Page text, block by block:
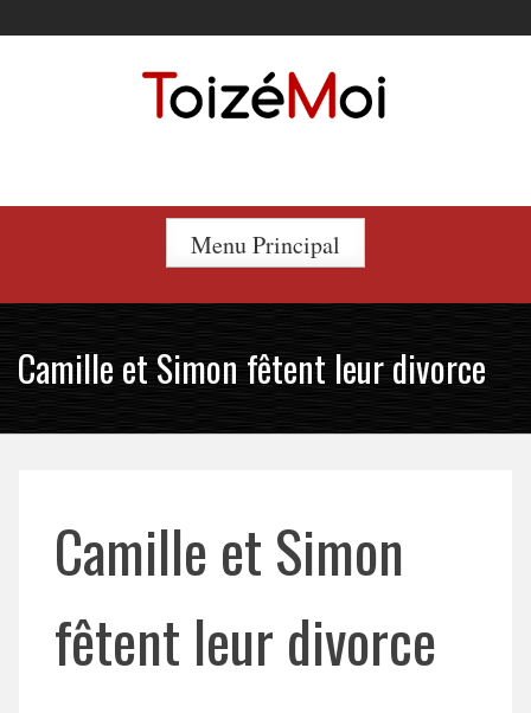
to
Menu Principal
Camille et Simon fêtent leur divorce
Camille et Simon
fêtent leur divorce